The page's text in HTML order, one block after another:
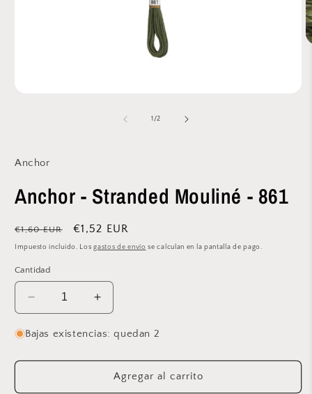
ventana
1/de
2
Anchor
Anchor - Stranded Mouliné - 861
Precio
habitual
€1,60 EUR
Precio
de
€1,52 EUR
Impuesto incluido. Losgastos de envío se calculan en la pantalla de pago.
Cantidad
Reducir
cantidad
para
-
Mouliné
Aumentar
cantidad
para
-
Stranded
Mouliné
Bajas existencias: quedan 2
Agregar al carrito